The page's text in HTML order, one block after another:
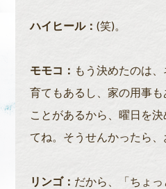
ハイヒール： (笑)。
モモコ： もう決めたのは
育てもあるし、家の用事
ことがあるから、曜日を
てね。そうせんかったら、
リンゴ： だから、「ちょ